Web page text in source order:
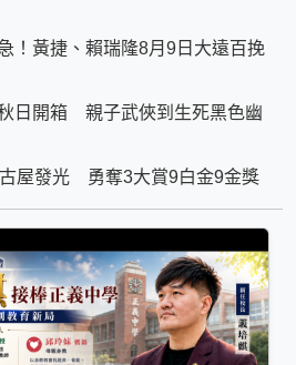
！黃捷、賴瑞隆8月9日大遠百挽
日開箱 親子武俠到生死黑色幽
屋發光 勇奪3大賞9白金9金獎